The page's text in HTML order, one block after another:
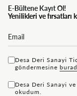
E-Bültene Kayıt Ol!
Yenilikleri ve fırsatları
Desa Deri Sanayi
göndermesine bu
Desa Deri Sanayi
okudum.